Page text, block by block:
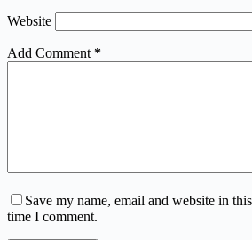
Website
Add Comment *
Save my name, email and website in
time I comment.